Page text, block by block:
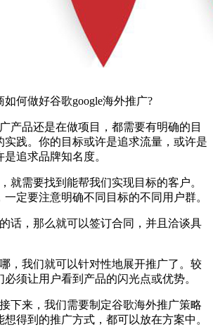
何做好谷歌google海外推广?
产品还是在做项目，都需要有明确的目
实践。你的目标或许是追求流量，或许是
追求品牌知名度。
就需要找到能帮我们实现目标的客户。
定要注意明确不同目标的不同用户群。
话，那么就可以签订合同，并且洽谈具
，我们就可以针对性地展开推广了。较
须让用户看到产品的闪光点或优势。
下来，我们需要制定谷歌海外推广策略
得到的推广方式，都可以放在方案中。